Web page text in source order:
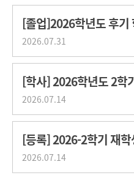
[졸업]2026학년도 후기
2026.07.31
[학사] 2026학년도 2학
2026.07.14
[등록] 2026-2학기 재
2026.07.14